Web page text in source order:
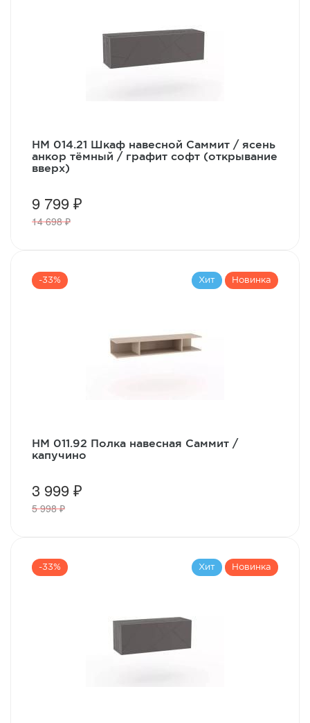
НМ 014.21 Шкаф навесной Саммит / ясень
анкор тёмный / графит софт (открывание
вверх)
9 799 ₽
14 698 ₽
-33% Хит Новинка
НМ 011.92 Полка навесная Саммит /
капучино
3 999 ₽
5 998 ₽
-33% Хит Новинка